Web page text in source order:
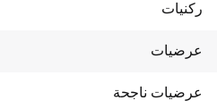
ركنيات
عرضيات
عرضيات ناجحة